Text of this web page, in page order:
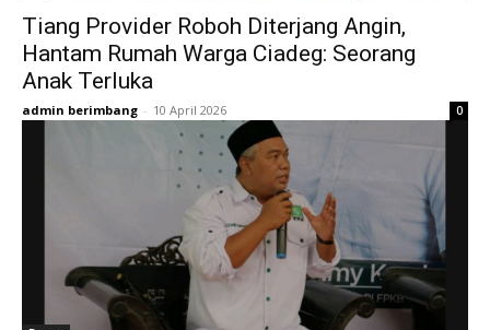
Tiang Provider Roboh Diterjang Angin,
Hantam Rumah Warga Ciadeg: Seorang
Anak Terluka
admin berimbang - 10 April 2026 0